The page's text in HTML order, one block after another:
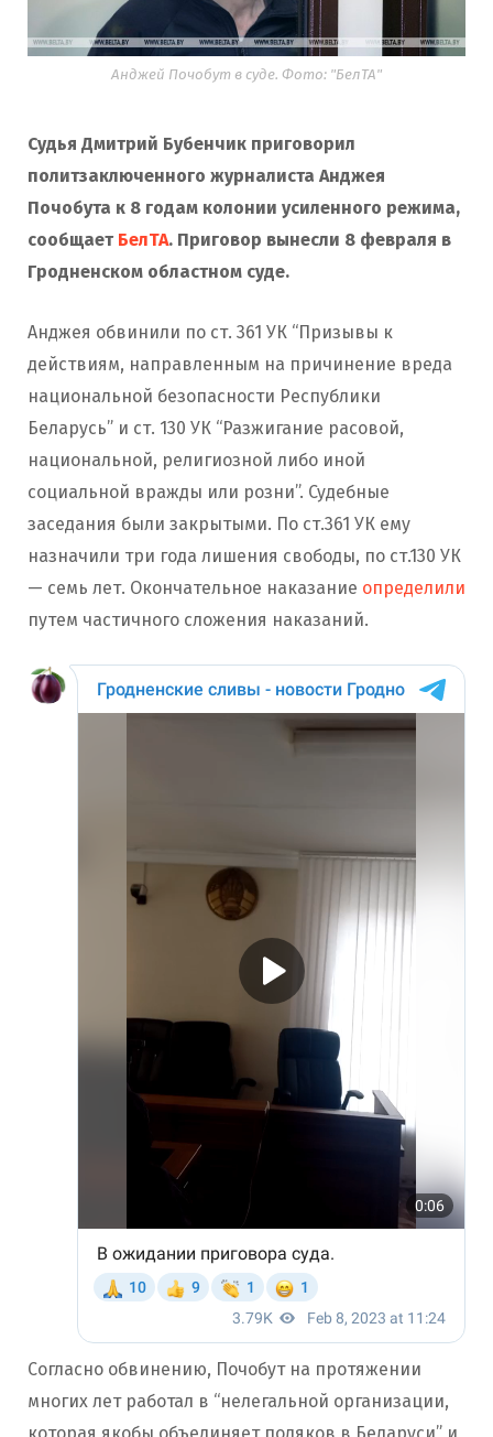
Анджей Почобут в суде. Фото: "БелТА"
Судья Дмитрий Бубенчик приговорил
политзаключенного журналиста Анджея
Почобута к 8 годам колонии усиленного режима,
сообщает БелТА. Приговор вынесли 8 февраля в
Гродненском областном суде.
Анджея обвинили по ст. 361 УК “Призывы к
действиям, направленным на причинение вреда
национальной безопасности Республики
Беларусь” и ст. 130 УК “Разжигание расовой,
национальной, религиозной либо иной
социальной вражды или розни”. Судебные
заседания были закрытыми. По ст.361 УК ему
назначили три года лишения свободы, по ст.130 УК
— семь лет. Окончательное наказание определили
путем частичного сложения наказаний.
Согласно обвинению, Почобут на протяжении
многих лет работал в “нелегальной организации,